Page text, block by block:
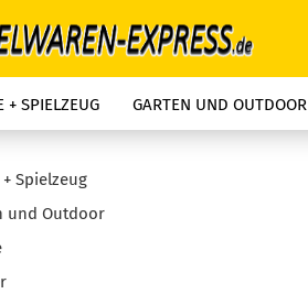
+ SPIELZEUG GARTEN UND OUTDOOR
Spielzeug
und Outdoor